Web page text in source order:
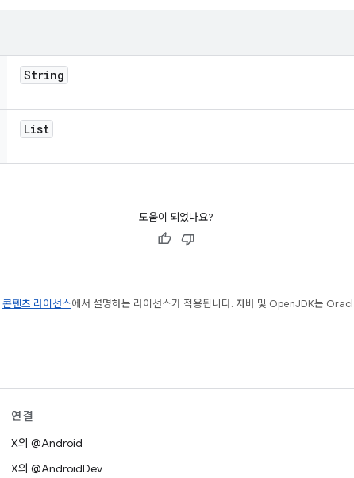
String
List
도움이 되었나요?
콘텐츠 라이선스에서 설명하는 라이선스가 적용됩니다. 자바 및 OpenJDK는
연결
X의 @Android
X의 @AndroidDev